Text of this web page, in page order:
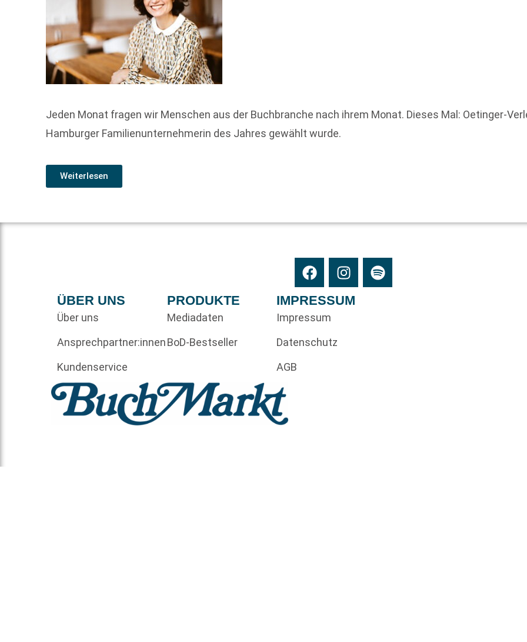
Jeden Monat fragen wir Menschen aus der Buchbranche nach ihrem Monat. Dieses Mal: Oetinger-
Hamburger Familienunternehmerin des Jahres gewählt wurde.
Weiterlesen
ÜBER UNS
Über uns
Ansprechpartner:innen
Kundenservice
PRODUKTE
Mediadaten
BoD-Bestseller
IMPRESSUM
Impressum
Datenschutz
AGB